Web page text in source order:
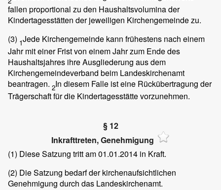
fallen proportional zu den Haushaltsvolumina der
Kindertagesstätten der jeweiligen Kirchengemeinde zu.
(3) 1Jede Kirchengemeinde kann frühestens nach einem
Jahr mit einer Frist von einem Jahr zum Ende des
Haushaltsjahres ihre Ausgliederung aus dem
Kirchengemeindeverband beim Landeskirchenamt
beantragen. 2In diesem Falle ist eine Rückübertragung der
Trägerschaft für die Kindertagesstätte vorzunehmen.
§ 12
Inkrafttreten, Genehmigung
(1) Diese Satzung tritt am 01.01.2014 in Kraft.
(2) Die Satzung bedarf der kirchenaufsichtlichen
Genehmigung durch das Landeskirchenamt.